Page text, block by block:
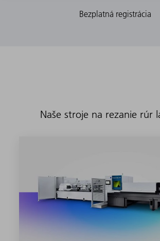
Naše stroje na rezanie rúr